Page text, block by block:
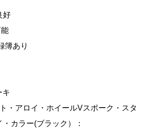
好
能
簿あり
キ
・アロイ・ホイールVスポーク・スタ
カラー(ブラック）：